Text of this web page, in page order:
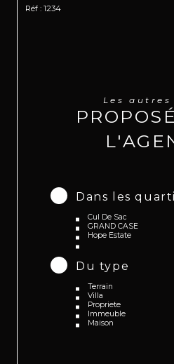
Réf : 1234
Les
Dans les
Cul De Sac
GRAND CASE
Hope Estate
Du type
Terrain
Villa
Propriete
Immeuble
Maison